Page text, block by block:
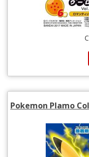
Pokemon Plamo